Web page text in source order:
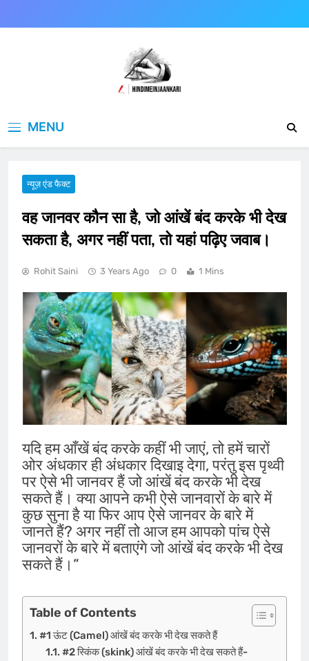
to
MENU
न्यूज़ एंड फैक्ट
वह जानवर कौन सा है, जो आंखें बंद करके भी देख
सकता है, अगर नहीं पता, तो यहां पढ़िए जवाब।
Rohit Saini 3 Years Ago 0 1 Mins
यदि हम आँखें बंद करके कहीं भी जाएं, तो हमें चारों
ओर अंधकार ही अंधकार दिखाइ देगा, परंतु इस पृथ्वी
पर ऐसे भी जानवर हैं जो आंखें बंद करके भी देख
सकते हैं। क्या आपने कभी ऐसे जानवारों के बारे में
कुछ सुना है या फिर आप ऐसे जानवर के बारे में
जानते हैं? अगर नहीं तो आज हम आपको पांच ऐसे
जानवरों के बारे में बताएंगे जो आंखें बंद करके भी देख
सकते हैं।”
Table of Contents
#1 ऊंट (Camel) आंखें बंद करके भी देख सकते हैं
#2 स्किंक (skink) आंखें बंद करके भी देख सकते हैं-